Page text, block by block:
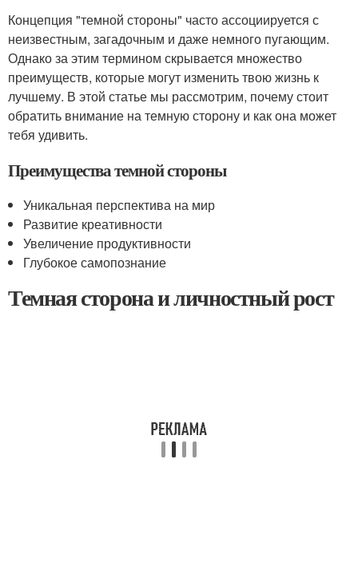
Концепция "темной стороны" часто ассоциируется с
неизвестным, загадочным и даже немного пугающим.
Однако за этим термином скрывается множество
преимуществ, которые могут изменить твою жизнь к
лучшему. В этой статье мы рассмотрим, почему стоит
обратить внимание на темную сторону и как она может
тебя удивить.
Преимущества темной стороны
Уникальная перспектива на мир
Развитие креативности
Увеличение продуктивности
Глубокое самопознание
Темная сторона и личностный рост